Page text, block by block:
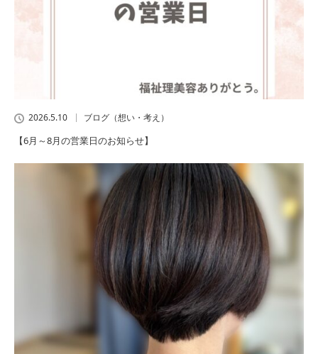
2026.5.10 ブログ（想い・考え）
【6月～8月の営業日のお知らせ】